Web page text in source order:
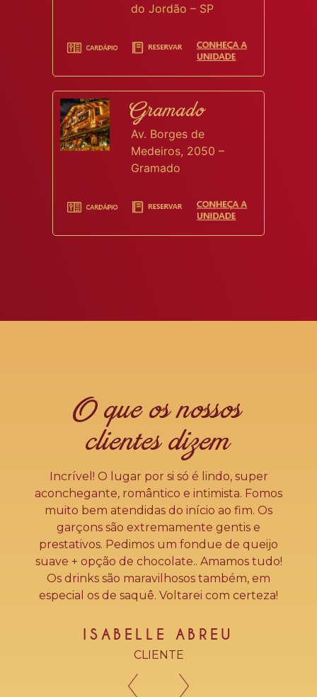
do Jordão – SP
Gramado
Av. Borges de
Medeiros, 2050 –
Gramado
O que os nossos
clientes dizem
Incrível! O lugar por si só é lindo, super
aconchegante, romântico e intimista. Fomos
muito bem atendidas do início ao fim. Os
garçons são extremamente gentis e
prestativos. Pedimos um fondue de queijo
suave + opção de chocolate.. Amamos tudo!
Os drinks são maravilhosos também, em
especial os de saquê. Voltarei com certeza!
ISABELLE ABREU
CLIENTE